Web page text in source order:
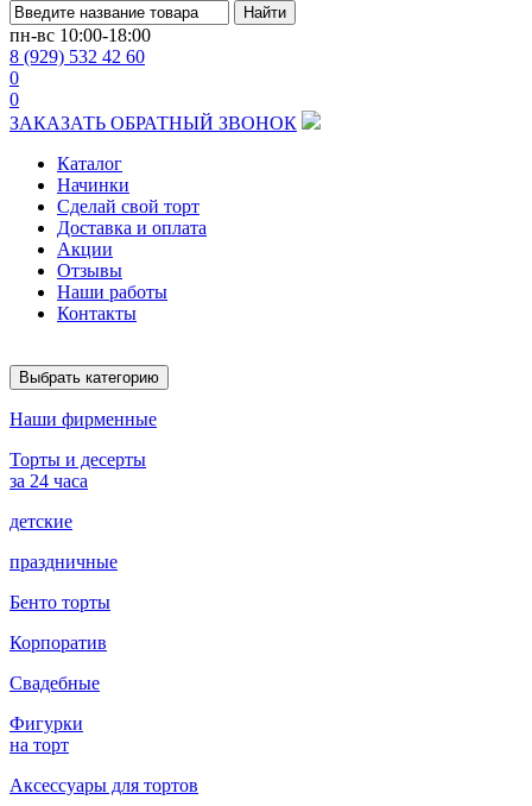
Найти
пн-вс 10:00-18:00
8 (929) 532 42 60
0
0
ЗАКАЗАТЬ ОБРАТНЫЙ ЗВОНОК
Каталог
Начинки
Сделай свой торт
Доставка и оплата
Акции
Отзывы
Наши работы
Контакты
Выбрать категорию
Наши фирменные
Торты и десерты
за 24 часа
детские
праздничные
Бенто торты
Корпоратив
Свадебные
Фигурки
на торт
Аксессуары для тортов